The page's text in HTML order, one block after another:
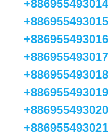
+886955493014
+886955493015
+886955493016
+886955493017
+886955493018
+886955493019
+886955493020
+886955493021